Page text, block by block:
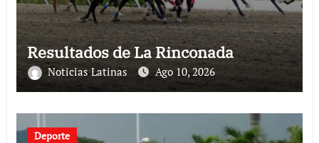
Resultados de La Rinconada
Noticias Latinas Ago 10, 2026
Deporte